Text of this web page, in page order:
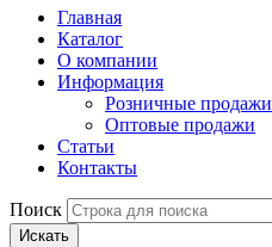
Главная
Каталог
О компании
Информация
Розничные продажи
Оптовые продажи
Статьи
Контакты
Поиск
Искать